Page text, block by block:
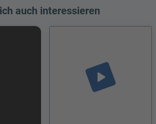
auch interessieren
play_arrow